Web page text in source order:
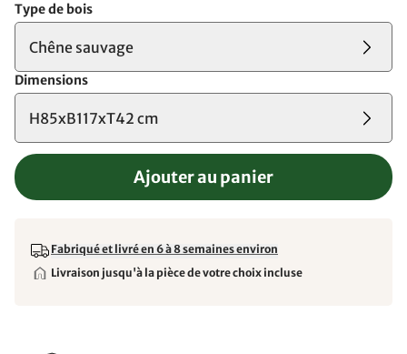
Type de bois
Chêne sauvage
Dimensions
H85xB117xT42 cm
Ajouter au panier
Fabriqué et livré en 6 à 8 semaines environ
Livraison jusqu'à la pièce de votre choix incluse